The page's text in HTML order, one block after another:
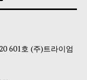
601호 (주)트라이엄